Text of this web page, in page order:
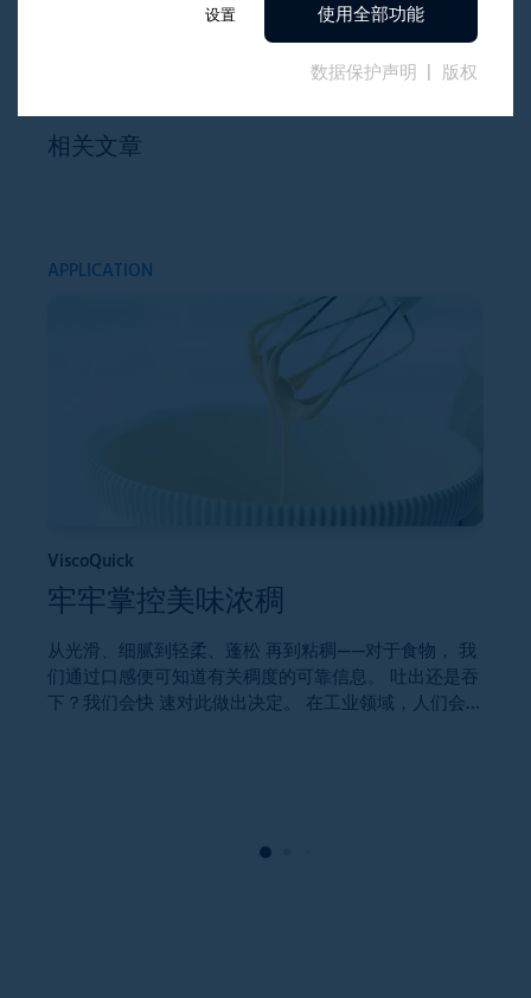
相关文章
APPLICATION
ViscoQuick
牢牢掌控美味浓稠
从光滑、细腻到轻柔、蓬松 再到粘稠——对于食物， 我
们通过口感便可知道有关稠度的可靠信息。 吐出还是吞
下？我们会快 速对此做出决定。 在工业领域，人们会乐
设置 使用全部功能
数据保护声明 版权